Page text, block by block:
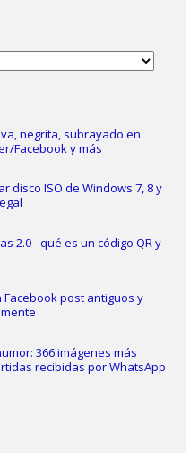
negrita, subrayado en
Facebook y más
disco ISO de Windows 7, 8 y
2.0 - qué es un código QR y
Facebook post antiguos y
366 imágenes más
recibidas por WhatsApp